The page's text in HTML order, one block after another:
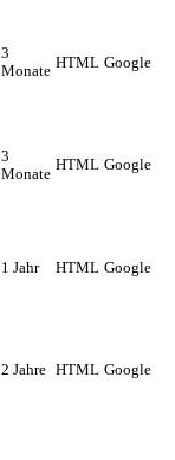
3
Monate HTML Google
3
Monate
HTML Google
1 Jahr HTML Google
2 Jahre HTML Google